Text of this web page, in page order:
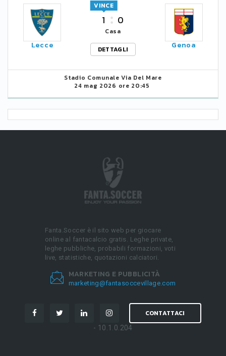
Lecce
1
VINCE
0
Casa
DETTAGLI
Genoa
Stadio Comunale Via Del Mare
24 mag 2026 ore 20:45
Fanta.Soccer è il sito web per giocare
online al fantacalcio gratis. Leghe private,
leghe pubbliche, probabili formazioni, voti
live, statistiche, quotazioni calciatori.
MARKETING E PUBBLICITÀ
marketing@fantasoccevillage.com
CONTATTACI
- 10.1.0.204